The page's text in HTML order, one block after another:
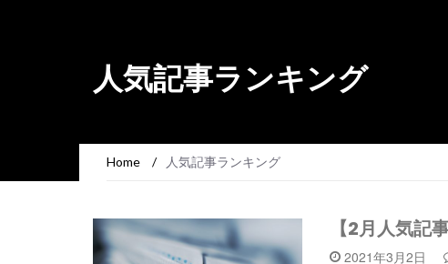
人気記事ランキング
Home / 人気記事ランキング
【2月人気記
2021年3月2日